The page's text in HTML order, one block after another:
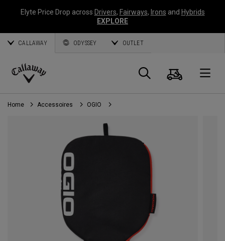
Elyte Price Drop across Drivers, Fairways, Irons and Hybrids
EXPLORE
CALLAWAY ODYSSEY OUTLET
Callaway
Golf
Panier
Home Accessoires OGIO